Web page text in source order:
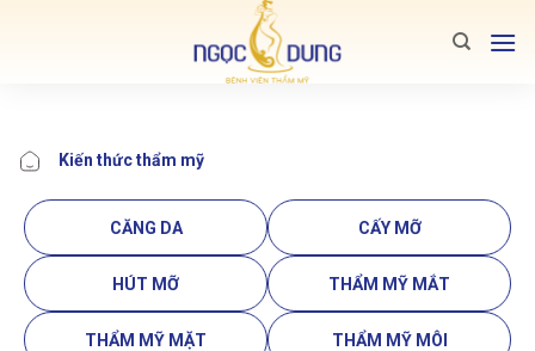
Kiến thức thẩm mỹ
CĂNG DA CẤY MỠ
HÚT MỠ THẨM MỸ MẮT
THẨM MỸ MẶT THẨM MỸ MÔI